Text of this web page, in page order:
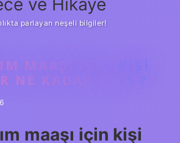
Yasal Uyarı
ve Hikaye
parlayan neşeli bilgiler!
MAAŞI IÇIN KIŞI
NE KADAR 2025 ?
maaşı için kişi